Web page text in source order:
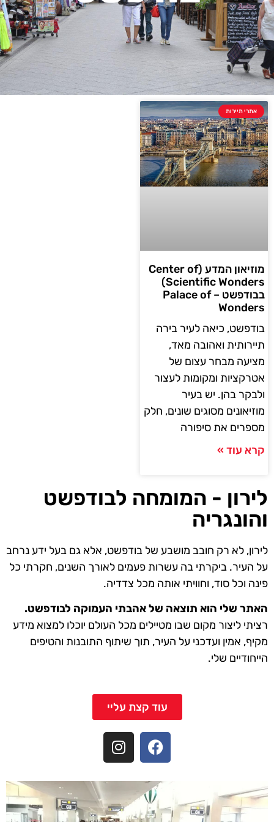
אתרי תיירות
מוזיאון המדע (Center of
Scientific Wonders)
בבודפשט – Palace of
Wonders
בודפשט, כיאה לעיר בירה
תיירותית ואהובה מאד,
מציעה מבחר עצום של
אטרקציות ומקומות לעצור
ולבקר בהן. יש בעיר
מוזיאונים מסוגים שונים, חלק
מספרים את סיפורה
קרא עוד »
לירון - המומחה לבודפשט
והונגריה
לירון, לא רק חובב מושבע של בודפשט, אלא גם בעל ידע נרחב
על העיר. ביקרתי בה עשרות פעמים לאורך השנים, חקרתי כל
פינה וכל סוד, וחוויתי אותה מכל צדדיה.
האתר שלי הוא תוצאה של אהבתי העמוקה לבודפשט.
רציתי ליצור מקום שבו מטיילים מכל העולם יוכלו למצוא מידע
מקיף, אמין ועדכני על העיר, תוך שיתוף התובנות והטיפים
הייחודיים שלי.
עוד קצת עליי